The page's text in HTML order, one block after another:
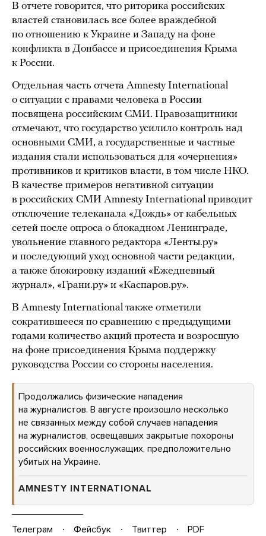
В отчете говорится, что риторика российских
властей становилась все более враждебной
по отношению к Украине и Западу на фоне
конфликта в Донбассе и присоединения Крыма
к России.
Отдельная часть отчета Amnesty International
о ситуации с правами человека в России
посвящена российским СМИ. Правозащитники
отмечают, что государство усилило контроль над
основными СМИ, а государственные и частные
издания стали использоваться для «очернения»
противников и критиков власти, в том числе НКО.
В качестве примеров негативной ситуации
в российских СМИ Amnesty International приводит
отключение телеканала «Дождь» от кабельных
сетей после опроса о блокадном Ленинграде,
увольнение главного редактора «Ленты.ру»
и последующий уход основной части редакции,
а также блокировку изданий «Ежедневный
журнал», «Грани.ру» и «Каспаров.ру».
В Amnesty International также отметили
сократившееся по сравнению с предыдущими
годами количество акций протеста и возросшую
на фоне присоединения Крыма поддержку
руководства России со стороны населения.
Продолжались физические нападения
на журналистов. В августе произошло несколько
не связанных между собой случаев нападения
на журналистов, освещавших закрытые похороны
российских военнослужащих, предположительно
убитых на Украине.
AMNESTY INTERNATIONAL
Телеграм Фейсбук Твиттер
PDF